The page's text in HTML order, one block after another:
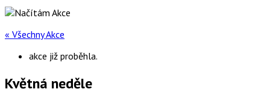
« Všechny Akce
akce již proběhla.
Květná neděle